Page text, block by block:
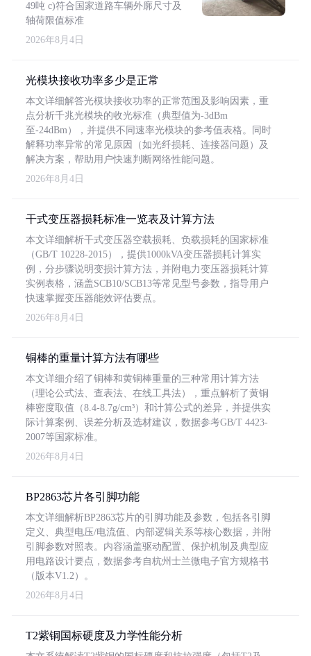
49吨 c)符合国家道路车辆外廓尺寸及
轴荷限值标准
2026年8月4日
光模块接收功率多少是正常
本文详细解答光模块接收功率的正常范围及影响因素，重
点分析千兆光模块的收光标准（典型值为-3dBm
至-24dBm），并提供不同速率光模块的参考值表格。同时
解释功率异常的常见原因（如光纤损耗、连接器问题）及
解决方案，帮助用户快速判断网络性能问题。
2026年8月4日
干式变压器损耗标准一览表及计算方法
本文详细解析干式变压器空载损耗、负载损耗的国家标准
（GB/T 10228-2015），提供1000kVA变压器损耗计算实
例，分步骤说明变损计算方法，并附电力变压器损耗计算
实例表格，涵盖SCB10/SCB13等常见型号参数，指导用户
快速掌握变压器能效评估要点。
2026年8月4日
铜棒的重量计算方法有哪些
本文详细介绍了铜棒和黄铜棒重量的三种常用计算方法
（理论公式法、查表法、在线工具法），重点解析了黄铜
棒密度取值（8.4-8.7g/cm³）和计算公式的差异，并提供实
际计算案例、误差分析及选材建议，数据参考GB/T 4423-
2007等国家标准。
2026年8月4日
BP2863芯片各引脚功能
本文详细解析BP2863芯片的引脚功能及参数，包括各引脚
定义、典型电压/电流值、内部逻辑关系等核心数据，并附
引脚参数对照表。内容涵盖驱动配置、保护机制及典型应
用电路设计要点，数据参考自杭州士兰微电子官方规格书
（版本V1.2）。
2026年8月4日
T2紫铜国标硬度及力学性能分析